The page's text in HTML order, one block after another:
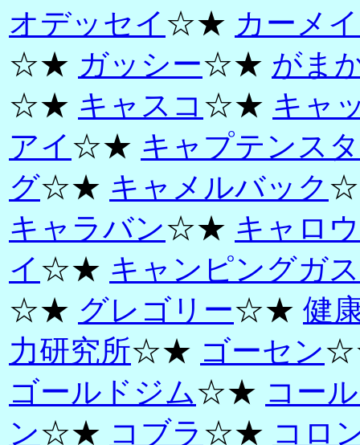
オデッセイ ☆★ カーメ
☆★ ガッシー☆★ がま
☆★ キャスコ ☆★ キャ
アイ ☆★ キャプテンス
グ☆★ キャメルバック
キャラバン☆★ キャロ
イ ☆★ キャンピングガス
☆★ グレゴリー☆★ 健
力研究所☆★ ゴーセン
ゴールドジム☆★ コー
ン☆★ コブラ ☆★ コロ